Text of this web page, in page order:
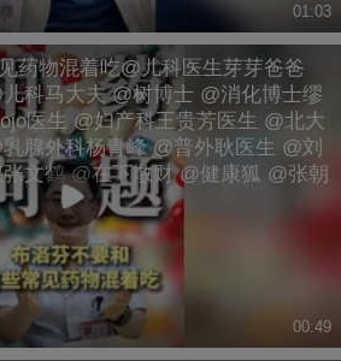
01:03
药物混着吃@儿科医生芽芽爸爸
科马大夫 @树博士 @消化博士缪
医生 @妇产科王贵芳医生 @北大
腺外科杨青峰 @普外耿医生 @刘
文鹤 @在下散财 @健康狐 @张朝
00:49